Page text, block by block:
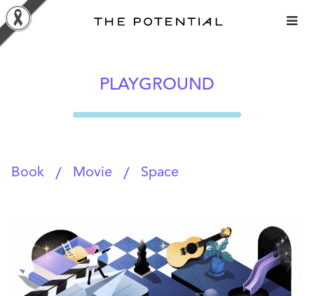
Skip
to
content
PLAYGROUND
Book / Movie / Space